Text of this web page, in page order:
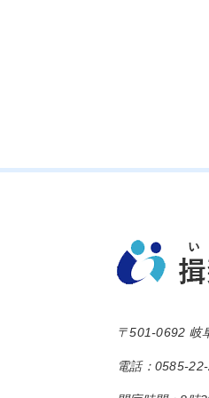
〒501-0692 岐
電話：0585-